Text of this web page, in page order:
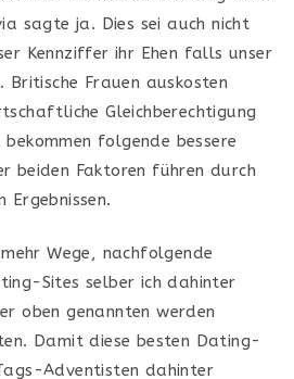
sagte ja. Dies sei auch nicht
Kennziffer ihr Ehen falls unser
Frauen auskosten
Gleichberechtigung
folgende bessere
beiden Faktoren führen durch
Ergebnissen.
Wege, nachfolgende
Sites selber ich dahinter
oben genannten werden
Damit diese besten Dating-
Adventisten dahinter